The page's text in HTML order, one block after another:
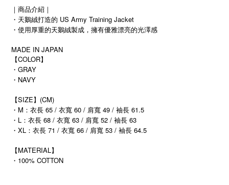
｜商品介紹｜
・天鵝絨打造的 US Army Training Jacket
・使用厚重的天鵝絨製成，擁有優雅漂亮的光澤感
MADE IN JAPAN
【COLOR】
・GRAY
・NAVY
【SIZE】(CM)
・M：衣長 65 / 衣寬 60 / 肩寬 49 / 袖長 61.5
・L：衣長 68 / 衣寬 63 / 肩寬 52 / 袖長 63
・XL：衣長 71 / 衣寬 66 / 肩寬 53 / 袖長 64.5
【MATERIAL】
・100% COTTON